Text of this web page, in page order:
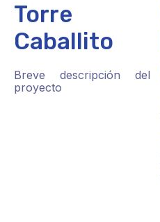
Torre
Caballito
Breve descripción del
proyecto